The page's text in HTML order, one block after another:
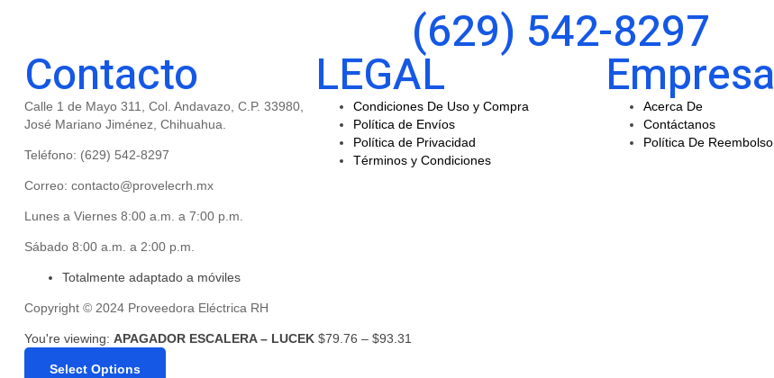
(629) 542-8297
Contacto
Calle 1 de Mayo 311, Col. Andavazo, C.P. 33980,
José Mariano Jiménez, Chihuahua.
Teléfono: (629) 542-8297
Correo: contacto@provelecrh.mx
Lunes a Viernes 8:00 a.m. a 7:00 p.m.
Sábado 8:00 a.m. a 2:00 p.m.
Totalmente adaptado a móviles
LEGAL
Condiciones De Uso y Compra
Política de Envíos
Política de Privacidad
Términos y Condiciones
Empresa
Acerca De
Contáctanos
Política De Reembolso
Copyright © 2024 Proveedora Eléctrica RH
You're viewing: APAGADOR ESCALERA – LUCEK $79.76 – $93.31
Select Options